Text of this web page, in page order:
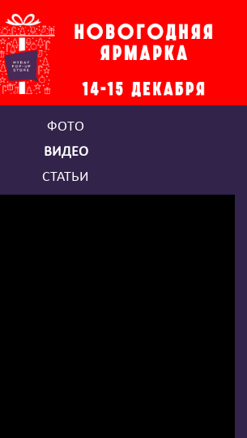
ФОТО
ВИДЕО
СТАТЬИ